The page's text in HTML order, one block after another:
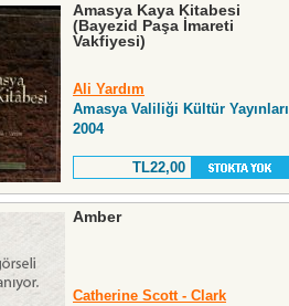
Amasya Kaya Kitabesi
(Bayezid Paşa İmareti
Vakfiyesi)
Ali Yardım
Amasya Valiliği Kültür Yayınları
2004
TL22,00
Amber
Catherine Scott - Clark